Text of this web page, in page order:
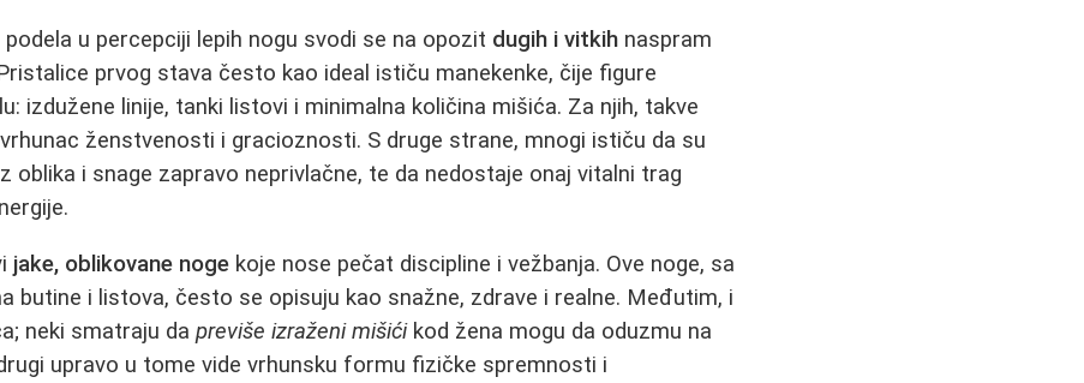
u percepciji lepih nogu svodi se na opozit dugih i vitkih naspram
prvog stava često kao ideal ističu manekenke, čije figure
izdužene linije, tanki listovi i minimalna količina mišića. Za njih, takve
ženstvenosti i gracioznosti. S druge strane, mnogi ističu da su
oblika i snage zapravo neprivlačne, te da nedostaje onaj vitalni trag
jake, oblikovane noge koje nose pečat discipline i vežbanja. Ove noge, sa
butine i listova, često se opisuju kao snažne, zdrave i realne. Međutim, i
neki smatraju dapreviše izraženi mišićikod žena mogu da oduzmu na
upravo u tome vide vrhunsku formu fizičke spremnosti i